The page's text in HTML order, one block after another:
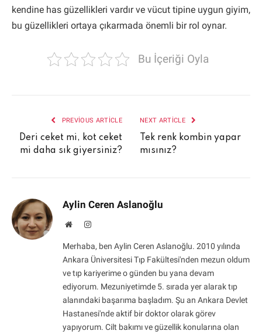
kendine has güzellikleri vardır ve vücut tipine uygun giyim,
bu güzellikleri ortaya çıkarmada önemli bir rol oynar.
Bu İçeriği Oyla
PREVIOUS ARTICLE
Deri ceket mi, kot ceket
mi daha sık giyersiniz?
NEXT ARTICLE
Tek renk kombin yapar
mısınız?
Aylin Ceren Aslanoğlu
WebsiteInstagram
Merhaba, ben Aylin Ceren Aslanoğlu. 2010 yılında
Ankara Üniversitesi Tıp Fakültesi'nden mezun oldum
ve tıp kariyerime o günden bu yana devam
ediyorum. Mezuniyetimde 5. sırada yer alarak tıp
alanındaki başarıma başladım. Şu an Ankara Devlet
Hastanesi'nde aktif bir doktor olarak görev
yapıyorum. Cilt bakımı ve güzellik konularına olan